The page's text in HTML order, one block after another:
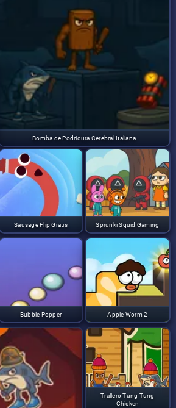
Bomba de Podridura Cerebral Italiana
Sausage Flip Gratis Sprunki Squid Gaming
Bubble Popper Apple Worm 2
Trallero Tung Tung
Chicken